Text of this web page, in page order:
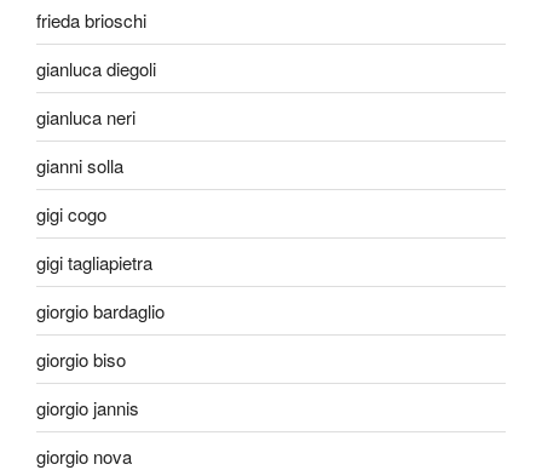
frieda brioschi
gianluca diegoli
gianluca neri
gianni solla
gigi cogo
gigi tagliapietra
giorgio bardaglio
giorgio biso
giorgio jannis
giorgio nova